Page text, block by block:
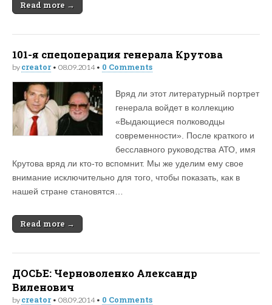
Read more →
101-я спецоперация генерала Крутова
by creator• 08.09.2014• 0 Comments
Вряд ли этот литературный портрет
генерала войдет в коллекцию
«Выдающиеся полководцы
современности». После краткого и
бесславного руководства АТО, имя
Крутова вряд ли кто-то вспомнит. Мы же уделим ему свое
внимание исключительно для того, чтобы показать, как в
нашей стране становятся…
Read more →
ДОСЬЕ: Черноволенко Александр
Виленович
by creator• 08.09.2014• 0 Comments